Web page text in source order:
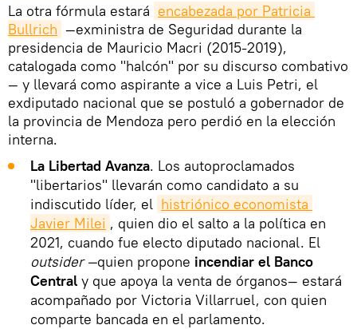
La otra fórmula estará encabezada por Patricia
Bullrich —exministra de Seguridad durante la
presidencia de Mauricio Macri (2015-2019),
catalogada como "halcón" por su discurso combativo
— y llevará como aspirante a vice a Luis Petri, el
exdiputado nacional que se postuló a gobernador de
la provincia de Mendoza pero perdió en la elección
interna.
La Libertad Avanza. Los autoproclamados
"libertarios" llevarán como candidato a su
indiscutido líder, el histriónico economista
Javier Milei , quien dio el salto a la política en
2021, cuando fue electo diputado nacional. El
outsider —quien propone incendiar el Banco
Central y que apoya la venta de órganos— estará
acompañado por Victoria Villarruel, con quien
comparte bancada en el parlamento.